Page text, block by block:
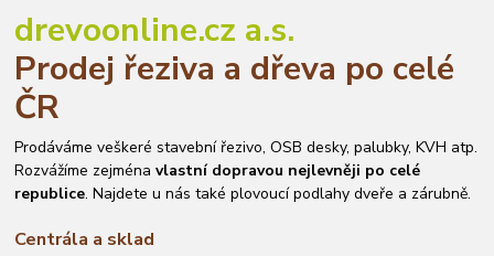
drevoonline.cz a.s.
Prodej řeziva a dřeva po celé
ČR
Prodáváme veškeré stavební řezivo, OSB desky, palubky, KVH atp.
Rozvážíme zejménavlastní dopravou nejlevněji po celé
republice. Najdete u nás také plovoucí podlahy dveře a zárubně.
Centrála a sklad